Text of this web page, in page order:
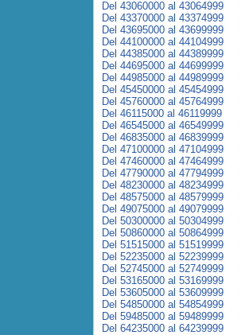
Del 43060000 al 43064999
Del 43370000 al 43374999
Del 43695000 al 43699999
Del 44100000 al 44104999
Del 44385000 al 44389999
Del 44695000 al 44699999
Del 44985000 al 44989999
Del 45450000 al 45454999
Del 45760000 al 45764999
Del 46115000 al 46119999
Del 46545000 al 46549999
Del 46835000 al 46839999
Del 47100000 al 47104999
Del 47460000 al 47464999
Del 47790000 al 47794999
Del 48230000 al 48234999
Del 48575000 al 48579999
Del 49075000 al 49079999
Del 50300000 al 50304999
Del 50860000 al 50864999
Del 51515000 al 51519999
Del 52235000 al 52239999
Del 52745000 al 52749999
Del 53165000 al 53169999
Del 53605000 al 53609999
Del 54850000 al 54854999
Del 59485000 al 59489999
Del 64235000 al 64239999